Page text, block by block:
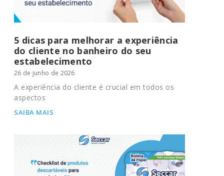
5 dicas para melhorar a experiência
do cliente no banheiro do seu
estabelecimento
26 de junho de 2026
A experiência do cliente é crucial em todos os
aspectos
SAIBA MAIS